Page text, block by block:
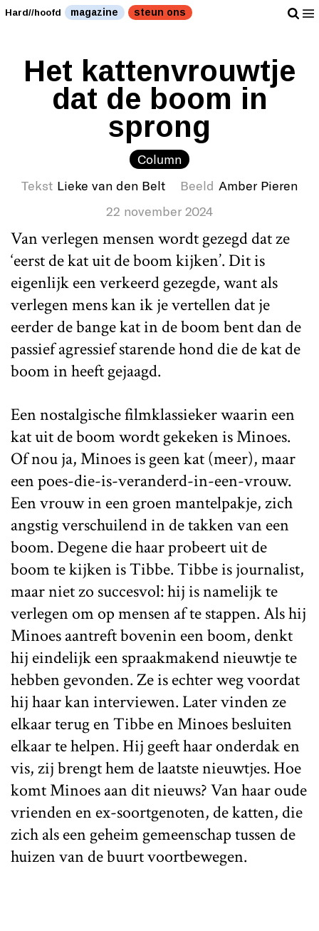
Hard//hoofd magazine steun ons
Het kattenvrouwtje
dat de boom in
sprong
Column
Tekst Lieke van den Belt Beeld Amber Pieren
22 november 2024
Van verlegen mensen wordt gezegd dat ze
‘eerst de kat uit de boom kijken’. Dit is
eigenlijk een verkeerd gezegde, want als
verlegen mens kan ik je vertellen dat je
eerder de bange kat in de boom bent dan de
passief agressief starende hond die de kat de
boom in heeft gejaagd.
Een nostalgische filmklassieker waarin een
kat uit de boom wordt gekeken is Minoes.
Of nou ja, Minoes is geen kat (meer), maar
een poes-die-is-veranderd-in-een-vrouw.
Een vrouw in een groen mantelpakje, zich
angstig verschuilend in de takken van een
boom. Degene die haar probeert uit de
boom te kijken is Tibbe. Tibbe is journalist,
maar niet zo succesvol: hij is namelijk te
verlegen om op mensen af te stappen. Als hij
Minoes aantreft bovenin een boom, denkt
hij eindelijk een spraakmakend nieuwtje te
hebben gevonden. Ze is echter weg voordat
hij haar kan interviewen. Later vinden ze
elkaar terug en Tibbe en Minoes besluiten
elkaar te helpen. Hij geeft haar onderdak en
vis, zij brengt hem de laatste nieuwtjes. Hoe
komt Minoes aan dit nieuws? Van haar oude
vrienden en ex-soortgenoten, de katten, die
zich als een geheim gemeenschap tussen de
huizen van de buurt voortbewegen.